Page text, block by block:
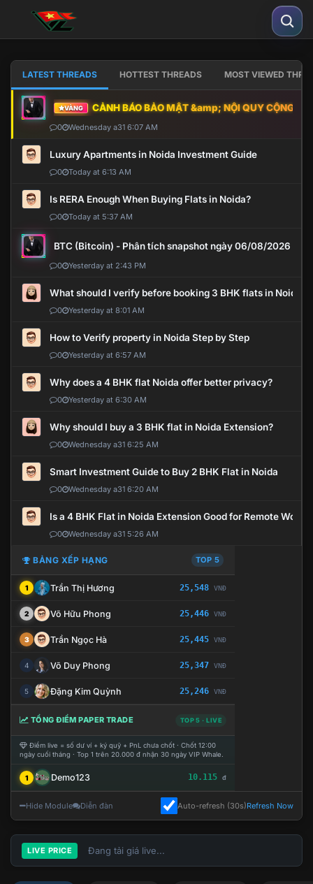
LATEST THREADS HOTTEST THREADS MOST VIEWED
VÀNG CẢNH BÁO BẢO MẬT &amp; NỘI QUY CỘNG
0 Wednesday a31 6:07 AM
Luxury Apartments in Noida Investment Guide
0 Today at 6:13 AM
Is RERA Enough When Buying Flats in Noida?
0 Today at 5:37 AM
BTC (Bitcoin) - Phân tích snapshot ngày 06/08/2026
0 Yesterday at 2:43 PM
What should I verify before booking 3 BHK flats in Noida?
0 Yesterday at 8:01 AM
How to Verify property in Noida Step by Step
0 Yesterday at 6:57 AM
Why does a 4 BHK flat Noida offer better privacy?
0 Yesterday at 6:30 AM
Why should I buy a 3 BHK flat in Noida Extension?
0 Wednesday a31 6:25 AM
Smart Investment Guide to Buy 2 BHK Flat in Noida
0 Wednesday a31 6:20 AM
Is a 4 BHK Flat in Noida Extension Good for Remote Work?
0 Wednesday a31 5:26 AM
BẢNG XẾP HẠNG TOP 5
1 Trần Thị Hương 25,548 VNĐ
2 Võ Hữu Phong 25,446 VNĐ
3 Trần Ngọc Hà 25,445 VNĐ
4 Võ Duy Phong 25,347 VNĐ
5 Đặng Kim Quỳnh 25,246 VNĐ
TỔNG ĐIỂM PAPER TRADE TOP 5 · LIVE
Điểm live = số dư ví + ký quỹ + PnL chưa chốt · Chốt 12:00
ngày cuối tháng · Top 1 trên 20.000 đ nhận 30 ngày VIP Whale.
1 Demo123 10.115 đ
Hide Module Diễn đàn Auto-refresh (30s)Refresh Now
LIVE PRICE Đang tải giá live...